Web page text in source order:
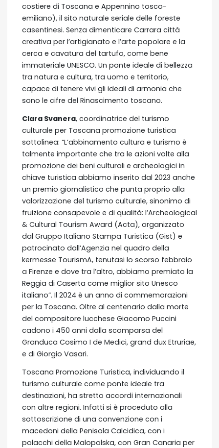
costiere di Toscana e Appennino tosco-
emiliano), il sito naturale seriale delle foreste
casentinesi. Senza dimenticare Carrara città
creativa per l’artigianato e l’arte popolare e la
cerca e cavatura del tartufo, come bene
immateriale UNESCO. Un ponte ideale di bellezza
tra natura e cultura, tra uomo e territorio,
capace di tenere vivi gli ideali di armonia che
sono le cifre del Rinascimento toscano.
Clara Svanera, coordinatrice del turismo
culturale per Toscana promozione turistica
sottolinea: “L’abbinamento cultura e turismo è
talmente importante che tra le azioni volte alla
promozione dei beni culturali e archeologici in
chiave turistica abbiamo inserito dal 2023 anche
un premio giornalistico che punta proprio alla
valorizzazione del turismo culturale, sinonimo di
fruizione consapevole e di qualità: l’Archeological
& Cultural Tourism Award (Acta), organizzato
dal Gruppo Italiano Stampa Turistica (Gist) e
patrocinato dall’Agenzia nel quadro della
kermesse TourismA, tenutasi lo scorso febbraio
a Firenze e dove tra l’altro, abbiamo premiato la
Reggia di Caserta come miglior sito Unesco
italiano”. Il 2024 è un anno di commemorazioni
per la Toscana. Oltre al centenario dalla morte
del compositore lucchese Giacomo Puccini
cadono i 450 anni dalla scomparsa del
Granduca Cosimo I de Medici, grand dux Etruriae,
e di Giorgio Vasari.
Toscana Promozione Turistica, individuando il
turismo culturale come ponte ideale tra
destinazioni, ha stretto accordi internazionali
con altre regioni. Infatti si è proceduto alla
sottoscrizione di una convenzione con i
macedoni della Penisola Calcidica, con i
polacchi della Malopolska, con Gran Canaria per